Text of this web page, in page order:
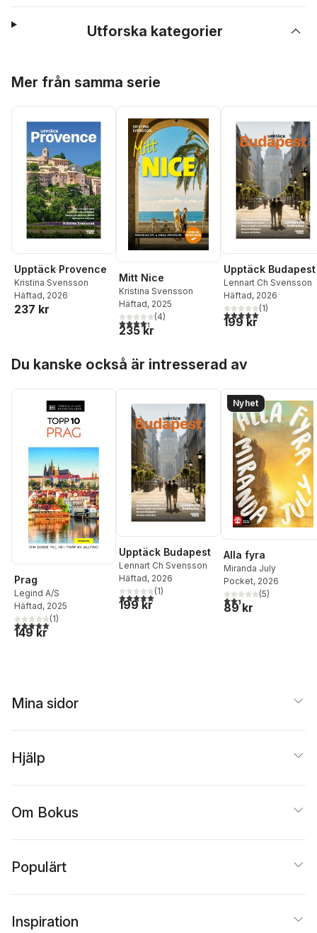
Utforska kategorier
Mer från samma serie
Upptäck Provence
Kristina Svensson
Häftad, 2026
237 kr
Mitt Nice
Kristina Svensson
Häftad, 2025
4,3utav 5 stjärnor. Totalt antal röster:
(4)
235 kr
Upptäck Budapest
Lennart Ch Svensson
Häftad, 2026
5,0utav 5 stjärnor.
(1)
199 kr
Du kanske också är intresserad av
Prag
Legind A/S
Häftad, 2025
5,0utav 5 stjärnor. Totalt antal röster:
(1)
149 kr
Upptäck Budapest
Lennart Ch Svensson
Häftad, 2026
5,0utav 5 stjärnor. Totalt antal röster:
(1)
199 kr
Nyhet
Alla fyra
Miranda July
Pocket, 2026
2,4utav 5 stjärnor.
(5)
89 kr
Mina sidor
Hjälp
Om Bokus
Populärt
Inspiration